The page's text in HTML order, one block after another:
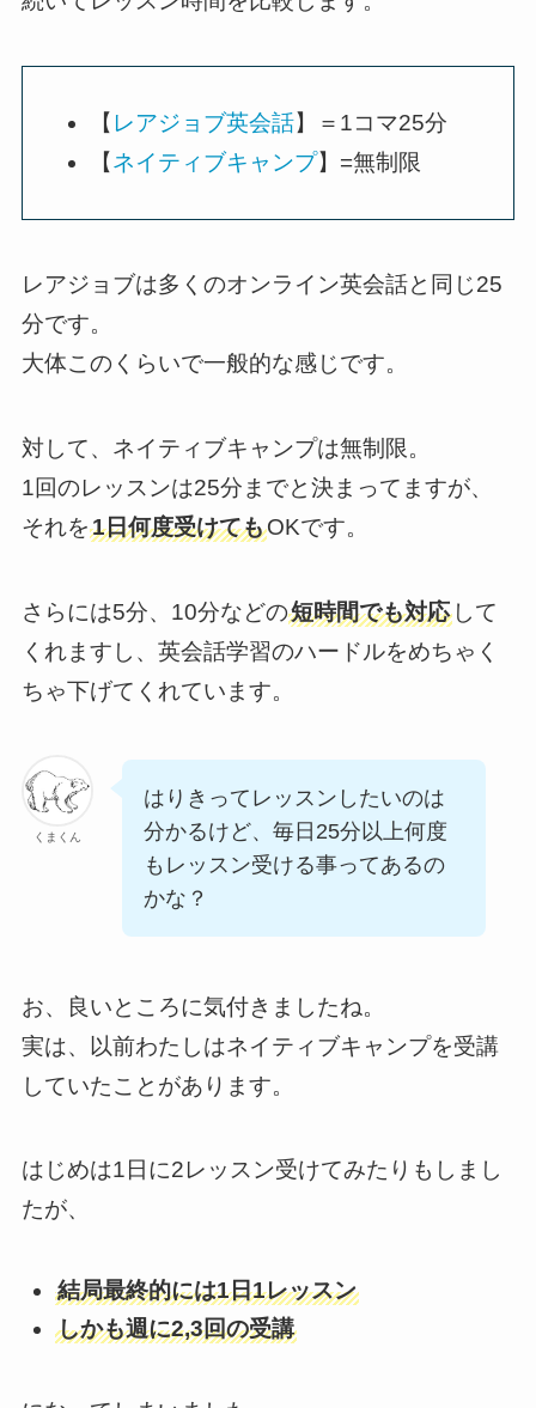
【 レアジョブ英会話】＝1コマ25分
【ネイティブキャンプ】=無制限
レアジョブは多くのオンライン英会話と同じ25
分です。
大体このくらいで一般的な感じです。
対して、ネイティブキャンプは無制限。
1回のレッスンは25分までと決まってますが、
それを1日何度受けてもOKです。
さらには5分、10分などの短時間でも対応して
くれますし、英会話学習のハードルをめちゃく
ちゃ下げてくれています。
くまくん
はりきってレッスンしたいのは
分かるけど、毎日25分以上何度
もレッスン受ける事ってあるの
かな？
お、良いところに気付きましたね。
実は、以前わたしはネイティブキャンプを受講
していたことがあります。
はじめは1日に2レッスン受けてみたりもしまし
たが、
結局最終的には1日1レッスン
しかも週に2,3回の受講